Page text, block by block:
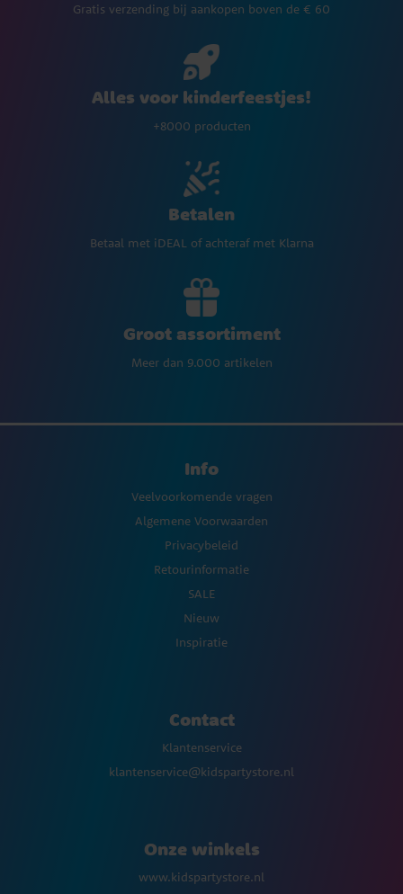
Gratis verzending bij aankopen boven de € 60
Alles voor kinderfeestjes!
+8000 producten
Betalen
Betaal met iDEAL of achteraf met Klarna
Groot assortiment
Meer dan 9.000 artikelen
Info
Veelvoorkomende vragen
Algemene Voorwaarden
Privacybeleid
Retourinformatie
SALE
Nieuw
Inspiratie
Contact
Klantenservice
klantenservice@kidspartystore.nl
Onze winkels
www.kidspartystore.nl